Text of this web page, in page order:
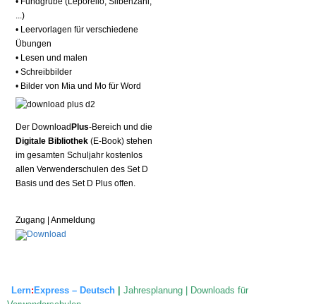
...)
• Leervorlagen für verschiedene
Übungen
• Lesen und malen
• Schreibbilder
• Bilder von Mia und Mo für Word
Der Download Pl us-Bereich und die
Digitale Bibliothek (E-Book) stehen
im gesamten Schuljahr kostenlos
allen Verwenderschulen des Set D
Basis und des Set D Plus offen.
Zugang | Anmeldung
Lern: Express – Deutsch
Jahresplanung | Downloads für